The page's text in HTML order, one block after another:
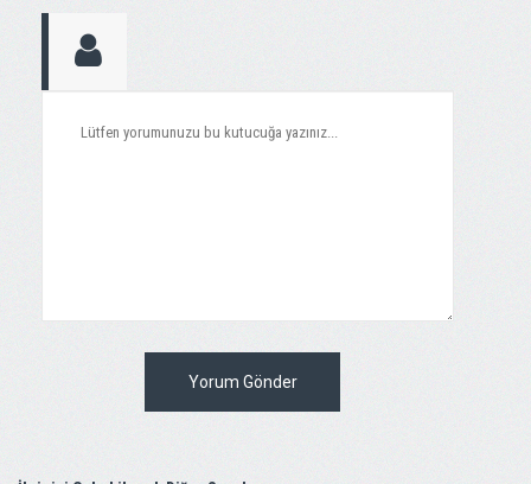
Yorum Gönder